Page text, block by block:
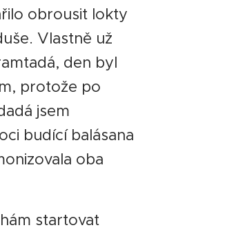
obrousit lokty
Vlastně už
den byl
protože po
jsem
budící balásana
oba
startovat